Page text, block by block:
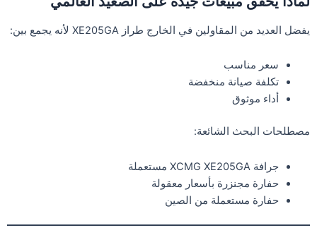
يفضل العديد من المقاولين في الخارج طراز XE205GA لأنه يجمع بين:
سعر مناسب
تكلفة صيانة منخفضة
أداء موثوق
مصطلحات البحث الشائعة:
جرافة XCMG XE205GA مستعملة
حفارة مجنزرة بأسعار معقولة
حفارة مستعملة من الصين